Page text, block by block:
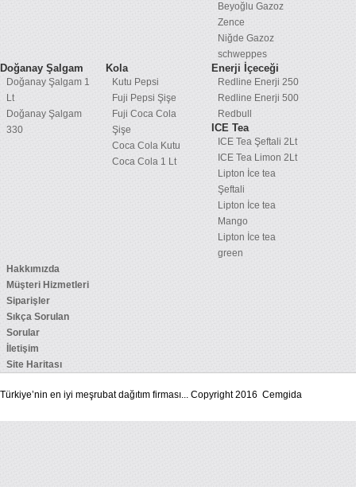
Beyoğlu Gazoz
Zence
Niğde Gazoz
schweppes
Doğanay Şalgam
Doğanay Şalgam 1
Lt
Doğanay Şalgam
330
Kola
Kutu Pepsi
Fuji Pepsi Şişe
Fuji Coca Cola
Şişe
Coca Cola Kutu
Coca Cola 1 Lt
Enerji İçeceği
Redline Enerji 250
Redline Enerji 500
Redbull
ICE Tea
ICE Tea Şeftali 2Lt
ICE Tea Limon 2Lt
Lipton İce tea
Şeftali
Lipton İce tea
Mango
Lipton İce tea
green
Hakkımızda
Müşteri Hizmetleri
Siparişler
Sıkça Sorulan
Sorular
İletişim
Site Haritası
Türkiye’nin en iyi meşrubat dağıtım firması... Copyright 2016 Cemgida